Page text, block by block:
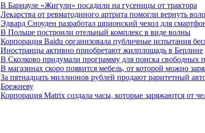
В Барнауле «Жигули» посадили на гусеницы от трактора
Лекарства от ревматодиного артрита помогли вернуть
Эдвард Сноуден разработал шпионский чехол для
В Польше построили отельный комплекс в виде волны
Корпорация Baidu организовала публичные испытания
Иностранцы активно приобретают жилплощадь в Берлине
В Сколково придумали программу для поиска свободных
В магазинах скоро появится мебель, от которой можно
За пятнадцать миллионов рублей продают раритетный
Брежневу
Корпорация Matrix создала часы, которые заряжаются от